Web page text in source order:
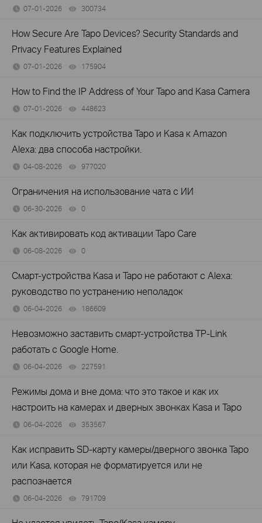
07-01-2026 300734
How Secure Are Tapo Devices? Security Standards and
Privacy Features Explained
07-01-2026 175904
How to Find the IP Address of Your Tapo and Kasa Camera
07-01-2026 448623
Как подключить устройства Tapo и Kasa к Amazon
Alexa: два способа настройки.
04-08-2026 977020
Ограничения на использование чата с ИИ
06-30-2026 0
Как активировать код активации Tapo Care
06-08-2026 0
Смарт-устройства Kasa и Tapo не работают с Alexa:
руководство по устранению неполадок
06-04-2026 186609
Невозможно заставить смарт-устройства TP-Link
работать с Google Home.
06-04-2026 227591
Режимы дома и вне дома: что это такое и как их
настроить на камерах и дверных звонках Kasa и Tapo
06-04-2026 353567
Как исправить SD-карту камеры/дверного звонка Tapo
или Kasa, которая не форматируется или не
распознается
06-04-2026 791709